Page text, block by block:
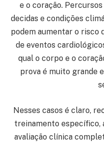
e o coração.
decidas e condições
podem aumentar o risco
de eventos
qual o corpo e o
prova é muito grande
Nesses casos é claro,
treinamento específico,
avaliação clínica